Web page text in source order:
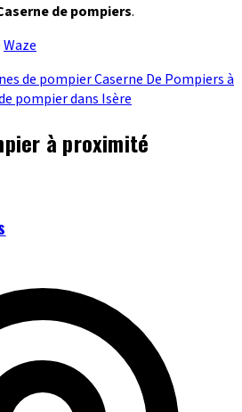
de pompiers.
Waze
de pompier Caserne De Pompiers à
pompier dans Isère
à proximité